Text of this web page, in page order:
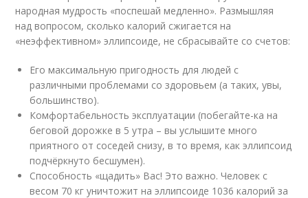
народная мудрость «поспешай медленно». Размышляя
над вопросом, сколько калорий сжигается на
«неэффективном» эллипсоиде, не сбрасывайте со счетов:
Его максимальную пригодность для людей с
различными проблемами со здоровьем (а таких, увы,
большинство).
Комфортабельность эксплуатации (побегайте-ка на
беговой дорожке в 5 утра – вы услышите много
приятного от соседей снизу, в то время, как эллипсоид
подчёркнуто бесшумен).
Способность «щадить» Вас! Это важно. Человек с
весом 70 кг уничтожит на эллипсоиде 1036 калорий за